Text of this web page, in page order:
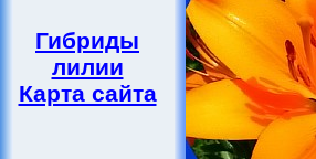
Гибриды
лилии
Карта сайта